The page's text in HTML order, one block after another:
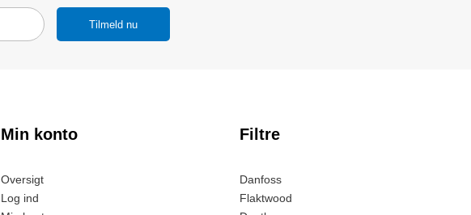
Tilmeld nu
Min konto
Oversigt
Log ind
Filtre
Danfoss
Flaktwood